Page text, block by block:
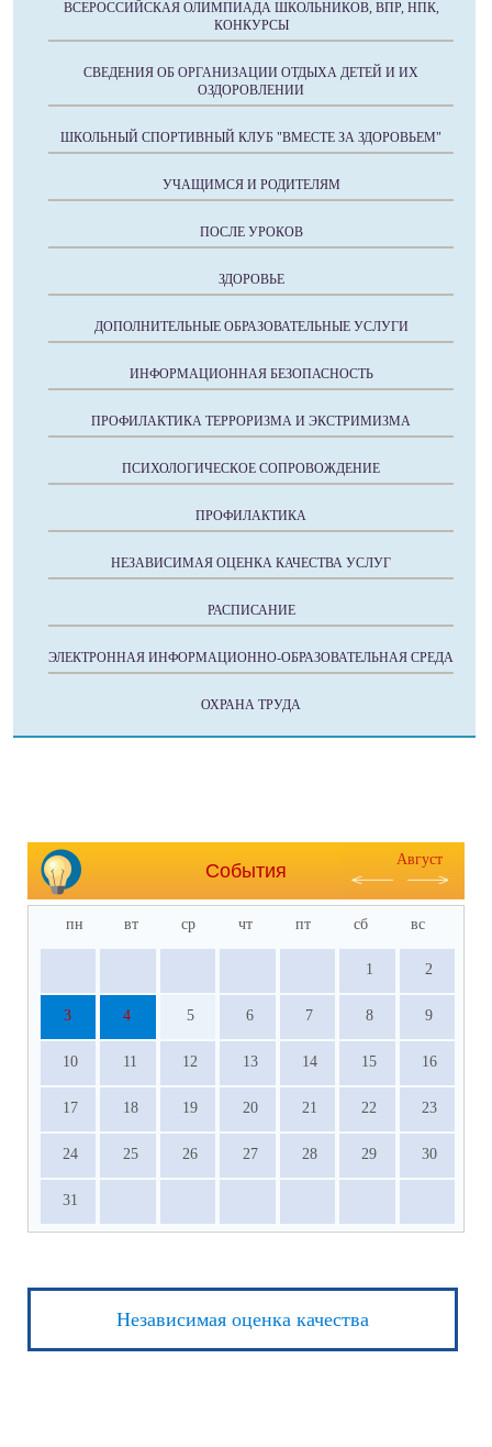
ВСЕРОССИЙСКАЯ ОЛИМПИАДА ШКОЛЬНИКОВ, ВПР, НПК,
КОНКУРСЫ
СВЕДЕНИЯ ОБ ОРГАНИЗАЦИИ ОТДЫХА ДЕТЕЙ И ИХ
ОЗДОРОВЛЕНИИ
ШКОЛЬНЫЙ СПОРТИВНЫЙ КЛУБ "ВМЕСТЕ ЗА ЗДОРОВЬЕМ"
УЧАЩИМСЯ И РОДИТЕЛЯМ
ПОСЛЕ УРОКОВ
ЗДОРОВЬЕ
ДОПОЛНИТЕЛЬНЫЕ ОБРАЗОВАТЕЛЬНЫЕ УСЛУГИ
ИНФОРМАЦИОННАЯ БЕЗОПАСНОСТЬ
ПРОФИЛАКТИКА ТЕРРОРИЗМА И ЭКСТРИМИЗМА
ПСИХОЛОГИЧЕСКОЕ СОПРОВОЖДЕНИЕ
ПРОФИЛАКТИКА
НЕЗАВИСИМАЯ ОЦЕНКА КАЧЕСТВА УСЛУГ
РАСПИСАНИЕ
ЭЛЕКТРОННАЯ ИНФОРМАЦИОННО-ОБРАЗОВАТЕЛЬНАЯ СРЕДА
ОХРАНА ТРУДА
События
Август
пн вт ср чт пт сб вс
1 2
3 4 5 6 7 8 9
10 11 12 13 14 15 16
17 18 19 20 21 22 23
24 25 26 27 28 29 30
31
Независимая оценка качества